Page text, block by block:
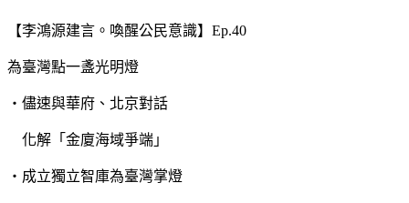
【李鴻源建言。喚醒公民意識】 Ep.40
為臺灣點一盞光明燈
・儘速與華府、北京對話
化解「金廈海域爭端」
・成立獨立智庫為臺灣掌燈